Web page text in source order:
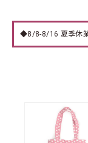
◆8/8-8/16 夏季休